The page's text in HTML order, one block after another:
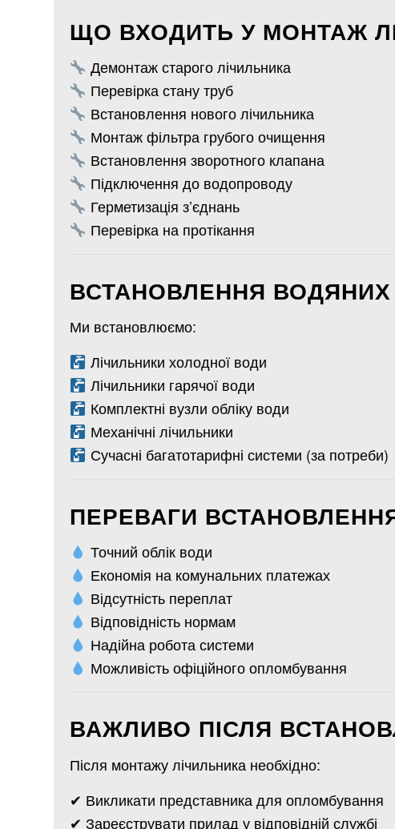
ЩО ВХОДИТЬ У МОНТАЖ
Демонтаж старого лічильника
Перевірка стану труб
Встановлення нового лічильника
Монтаж фільтра грубого очищення
Встановлення зворотного клапана
Підключення до водопроводу
Герметизація з’єднань
Перевірка на протікання
ВСТАНОВЛЕННЯ ВОДЯНИХ
Ми встановлюємо:
Лічильники холодної води
Лічильники гарячої води
Комплектні вузли обліку води
Механічні лічильники
Сучасні багатотарифні системи (за потреби)
ПЕРЕВАГИ
Точний облік води
Економія на комунальних платежах
Відсутність переплат
Відповідність нормам
Надійна робота системи
Можливість офіційного опломбування
ВАЖЛИВО ПІСЛЯ
Після монтажу лічильника необхідно:
✔ Викликати представника для опломбування
✔ Зареєструвати прилад у відповідній службі